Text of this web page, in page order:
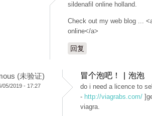
sildenafil online holland.
Check out my web blog ...
online</a>
回复
(未验证)
05/2019 - 17:27
冒个泡吧！ | 泡泡
do i need a licence to
- http://viagrabs.com/
viagra.